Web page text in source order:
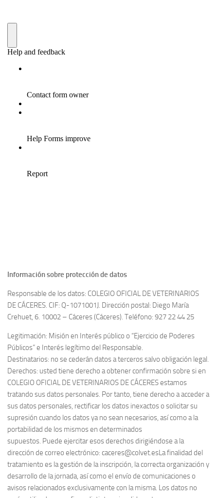
Información sobre protección de datos
Responsable de los datos: COLEGIO OFICIAL DE VETERINARIOS
DE CÁCERES. CIF: Q-1071001J. Dirección postal: Diego María
Crehuet, 6. 10002 – Cáceres (Cáceres). Teléfono: 927 22 44 25
Legitimación: Misión en Interés público o “Ejercicio de Poderes
Públicos” e Interés legítimo del Responsable.
Destinatarios: no se cederán datos a terceros salvo obligación legal.
Derechos: usted tiene derecho a obtener confirmación sobre si en
COLEGIO OFICIAL DE VETERINARIOS DE CÁCERES estamos
tratando sus datos personales. Por tanto, tiene derecho a acceder a
sus datos personales, rectificar los datos inexactos o solicitar su
supresión cuando los datos ya no sean necesarios, así como a la
portabilidad de los mismos en determinados
supuestos. Puede ejercitar esos derechos dirigiéndose a la
dirección de correo electrónico: caceres@colvet.esLa finalidad del
tratamiento es la gestión de la inscripción, la correcta organización y
desarrollo de la jornada, así como el envío de comunicaciones o
avisos relacionados exclusivamente con la misma. Los datos no